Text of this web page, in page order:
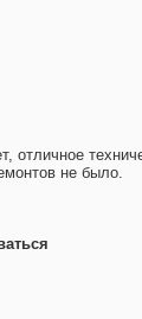
отличное
не было.